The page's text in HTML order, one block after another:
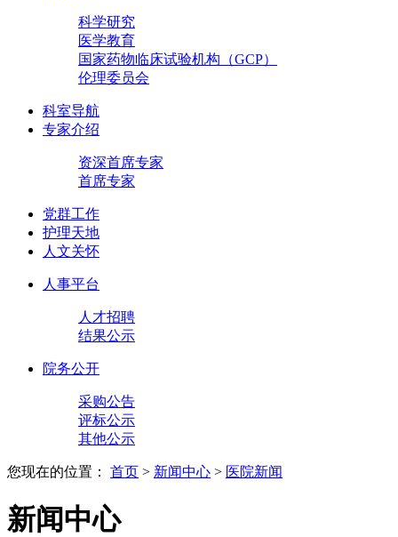
科学研究
医学教育
国家药物临床试验机构（GCP）
伦理委员会
科室导航
专家介绍
资深首席专家
首席专家
党群工作
护理天地
人文关怀
人事平台
人才招聘
结果公示
院务公开
采购公告
评标公示
其他公示
您现在的位置： 首页 > 新闻中心 > 医院新闻
新闻中心